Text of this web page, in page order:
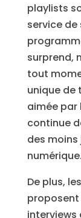
playlists
service de
surprend,
tout
unique de
aimée par
continue
des
numérique.
De plus,
proposent
interviews